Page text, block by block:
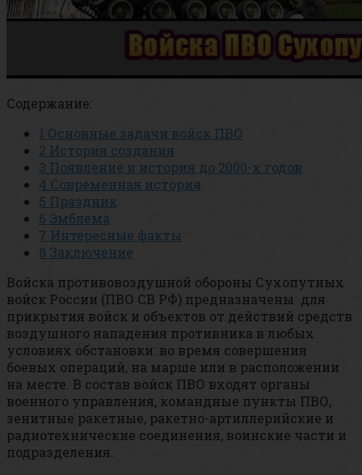
Содержание:
1 Основные задачи войск ПВО
2 История создания
3 Появление и история до 2000-х годов
4 Современная история
5 Праздник
6 Эмблема
7 Интересные факты
8 Заключение
Войска противовоздушной обороны Сухопутных
войск России (ПВО СВ РФ) предназначены для
прикрытия войск и объектов от действий средств
воздушного нападения противника в любых
условиях обстановки: во время совершения
боевых операций, на марше или в расположении
на месте. В состав войск ПВО входят органы
военного управления, командные пункты ПВО,
зенитные ракетные, ракетно-артиллерийские и
радиотехнические соединения, воинские части и
подразделения.